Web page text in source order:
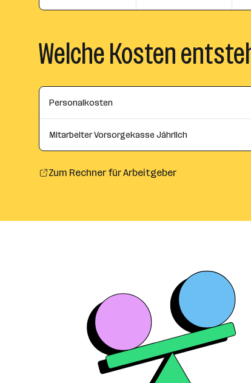
Welche Kosten
Personalkosten
Mitarbeiter Vorsorgekasse Jährlich
Zum Rechner für Arbeitgeber